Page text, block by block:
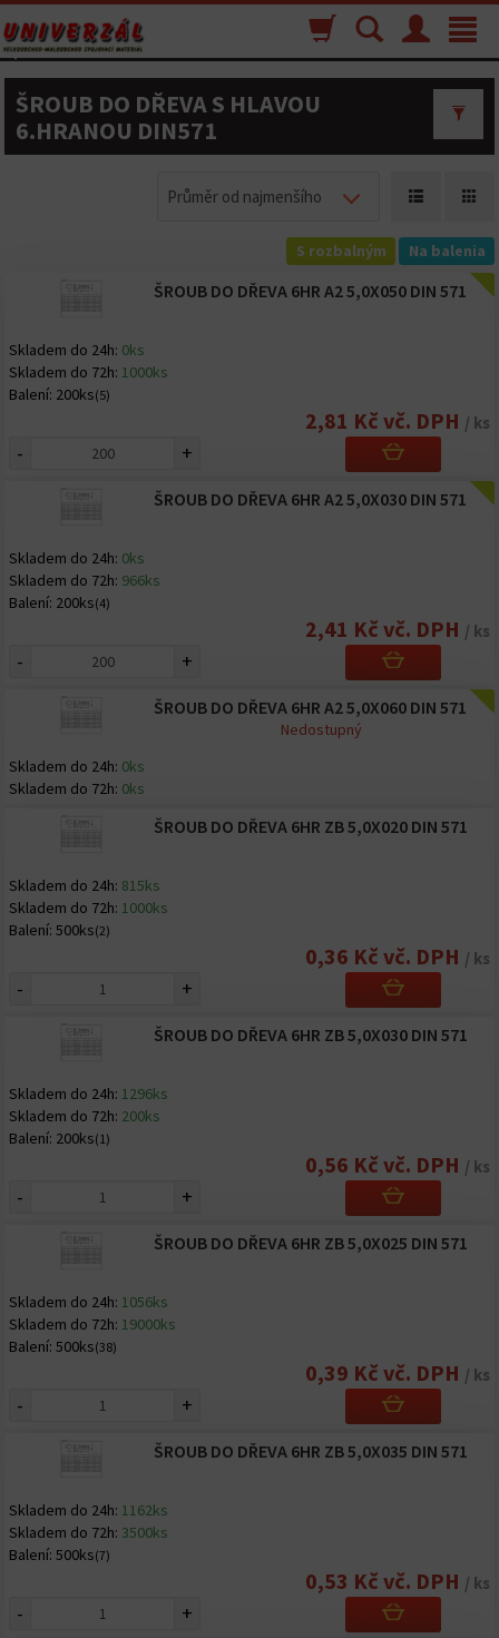
Toggle
Menu
Vyhľadávanie
Nákupný
košík
ŠROUB DO DŘEVA S HLAVOU
6.HRANOU DIN571
Průměr od najmenšího
S rozbalným Na balenia
ŠROUB DO DŘEVA 6HR A2 5,0X050 DIN 571
Skladem do 24h: 0ks
Skladem do 72h: 1000ks
Balení: 200ks(5)
2,81 Kč vč. DPH / ks
- +
ŠROUB DO DŘEVA 6HR A2 5,0X030 DIN 571
Skladem do 24h: 0ks
Skladem do 72h: 966ks
Balení: 200ks(4)
2,41 Kč vč. DPH / ks
- +
ŠROUB DO DŘEVA 6HR A2 5,0X060 DIN 571
Skladem do 24h: 0ks
Skladem do 72h: 0ks
Nedostupný
ŠROUB DO DŘEVA 6HR ZB 5,0X020 DIN 571
Skladem do 24h: 815ks
Skladem do 72h: 1000ks
Balení: 500ks(2)
0,36 Kč vč. DPH / ks
- +
ŠROUB DO DŘEVA 6HR ZB 5,0X030 DIN 571
Skladem do 24h: 1296ks
Skladem do 72h: 200ks
Balení: 200ks(1)
0,56 Kč vč. DPH / ks
- +
ŠROUB DO DŘEVA 6HR ZB 5,0X025 DIN 571
Skladem do 24h: 1056ks
Skladem do 72h: 19000ks
Balení: 500ks(38)
0,39 Kč vč. DPH / ks
- +
ŠROUB DO DŘEVA 6HR ZB 5,0X035 DIN 571
Skladem do 24h: 1162ks
Skladem do 72h: 3500ks
Balení: 500ks(7)
0,53 Kč vč. DPH / ks
- +